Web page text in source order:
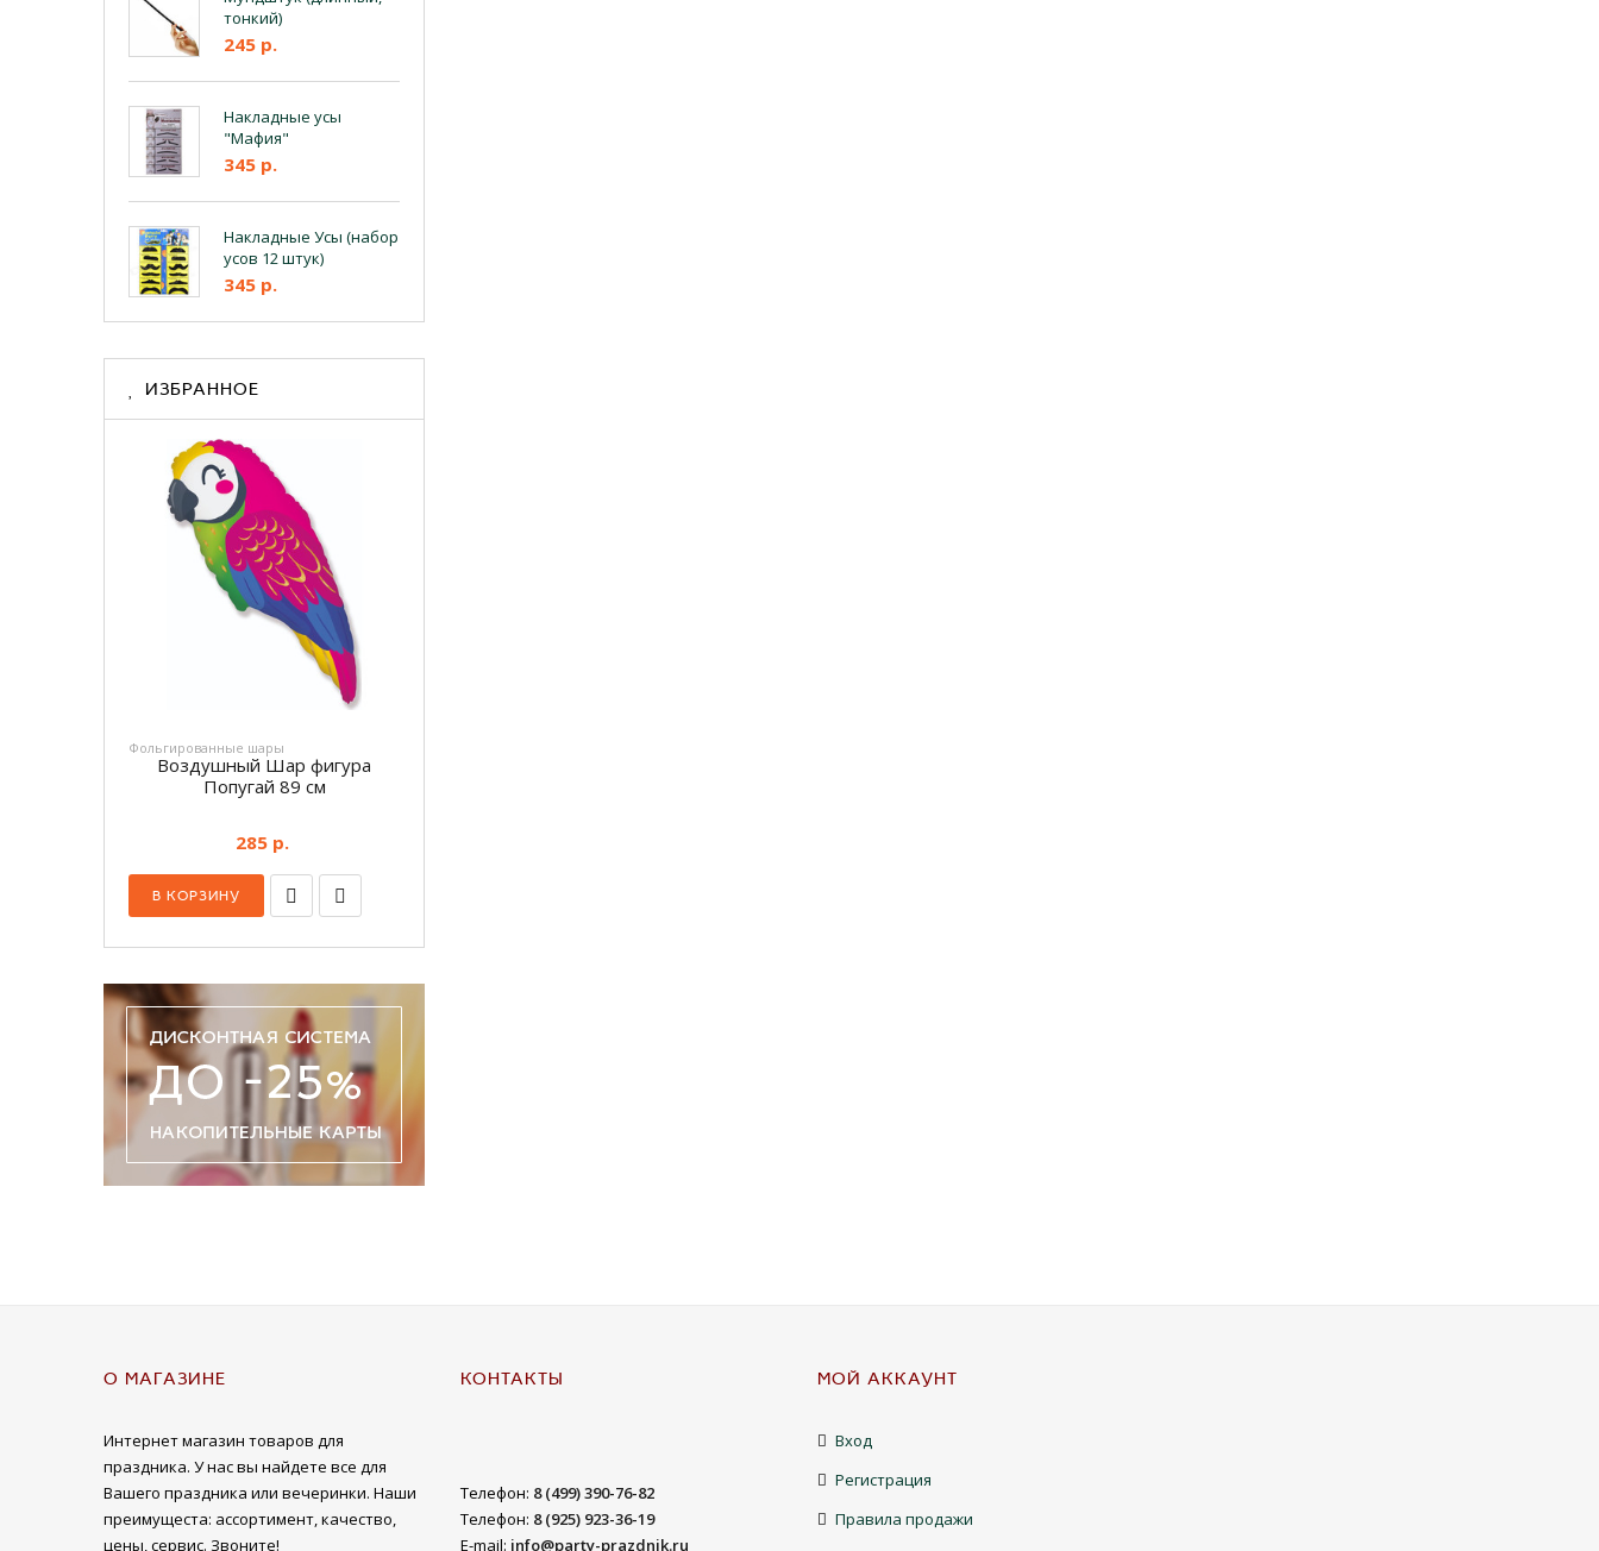
тонкий)
245 р.
Накладные усы
"Мафия"
345 р.
Накладные Усы (набор
усов 12 штук)
345 р.
ИЗБРАННОЕ
Фольгированные шары
Воздушный Шар фигура
Попугай 89 см
285 р.
В КОРЗИНУ
О МАГАЗИНЕ
Интернет магазин товаров для
праздника. У нас вы найдете все для
Вашего праздника или вечеринки. Наши
преимущеста: ассортимент, качество,
цены, сервис. Звоните!
КОНТАКТЫ
Телефон: 8 (499) 390-76-82
Телефон: 8 (925) 923-36-19
E-mail: info@party-prazdnik.ru
МОЙ АККАУНТ
Вход
Регистрация
Правила продажи